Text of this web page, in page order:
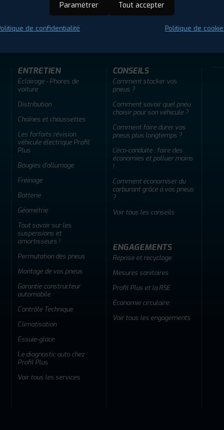
adherent Offres d'emploi FAQ
ENTRETIEN
Éclairage - Phares de
voiture
Distribution
Chaînes et chaussettes
Les forfaits révision
véhicule électrique Profil
Plus
Bougies d'allumage
Freinage
Batterie
Géométrie
Tout savoir sur les
suspensions et
amortisseurs !
Permutation des pneus
Montage de vos pneus
Garantie constructeur
automobile
Contrôle Technique
Climatisation
Essuie-glace
Le diagnostic auto chez
Profil Plus
Voir tous les services
CONSEILS
Comment stocker vos
pneus ?
Comment savoir quel pneu
choisir pour son véhicule ?
Comment faire durer vos
pneus plus longtemps ?
L'éco-conduite : faire des
économies et polluer moins
!
Comment économiser du
carburant grâce à vos pneus
?
Voir tous les conseils
ENGAGEMENTS
Reprise et recyclage
Mesures sanitaires
Profil Plus et la RSE
Économie circulaire
Voir tous les engagements
Paramétrer Tout accepter
de confidentialité Politique de